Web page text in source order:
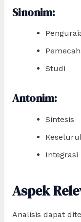
Sinonim:
Studi
Antonim:
Sintesis
Integrasi
Aspek
Analisis dapat